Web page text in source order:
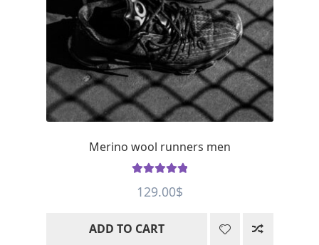
Merino wool runners men
of 5
129.00$
ADD TO CART